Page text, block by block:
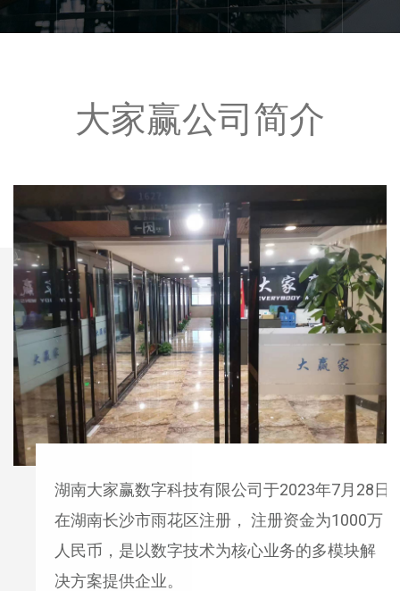
大家赢公司简介
湖南大家赢数字科技有限公司于2023年7月28日
在湖南长沙市雨花区注册， 注册资金为1000万
人民币，是以数字技术为核心业务的多模块解
决方案提供企业。